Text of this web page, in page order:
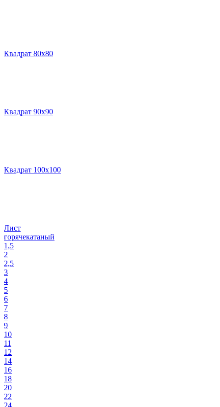
Квадрат 80х80
Квадрат 90х90
Квадрат 100х100
Лист
горячекатаный
1,5
2
2,5
3
4
5
6
7
8
9
10
11
12
14
16
18
20
22
24